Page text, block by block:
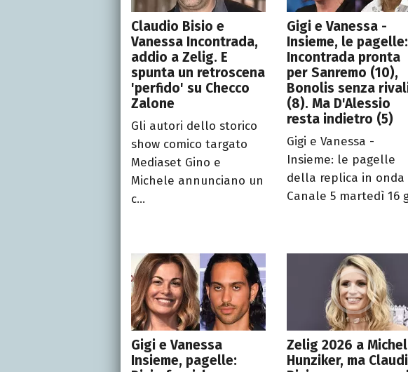
Claudio Bisio e
Vanessa Incontrada,
addio a Zelig. E
spunta un retroscena
'perfido' su Checco
Zalone
Gli autori dello storico
show comico targato
Mediaset Gino e
Michele annunciano un
c...
Gigi e Vanessa -
Insieme, le pagelle:
Incontrada pronta
per Sanremo (10),
Bonolis senza
(8). Ma D'Alessio
resta indietro (5)
Gigi e Vanessa -
Insieme: le pagelle
della replica in onda
Canale 5 martedì 16
Gigi e Vanessa
Insieme, pagelle:
Zelig 2026 a
Hunziker, ma